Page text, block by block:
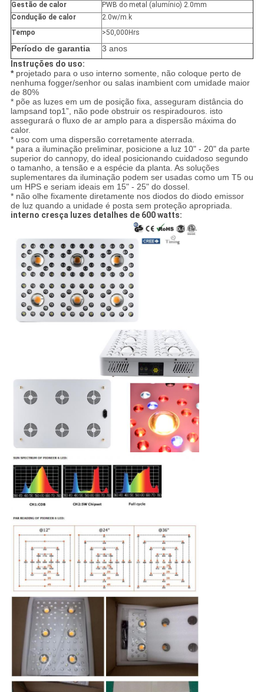
Gestão de calor
PWB do metal (alumínio) 2.0mm
Condução de calor
2.0w/m.k
Tempo
>50,000Hrs
Período de garantia
3 anos
Instruções do uso:
*projetado para o uso interno somente, não coloque perto de
nenhuma fogger/senhor ou salas inambient com umidade maior
de 80%
* põe as luzes em um de posição fixa, asseguram distância do
lampsand top1”, não pode obstruir os respiradouros. isto
assegurará o fluxo de ar amplo para a dispersão máxima do
calor.
* uso com uma dispersão corretamente aterrada.
* para a iluminação preliminar, posicione a luz 10" - 20" da parte
superior do cannopy, do ideal posicionando cuidadoso segundo
o tamanho, a tensão e a espécie da planta. As soluções
suplementares da iluminação podem ser usadas como um T5 ou
um HPS e seriam ideais em 15" - 25" do dossel.
* não olhe fixamente diretamente nos diodos do diodo emissor
de luz quando a unidade é posta sem proteção apropriada.
interno cresça luzes detalhes de 600 watts: